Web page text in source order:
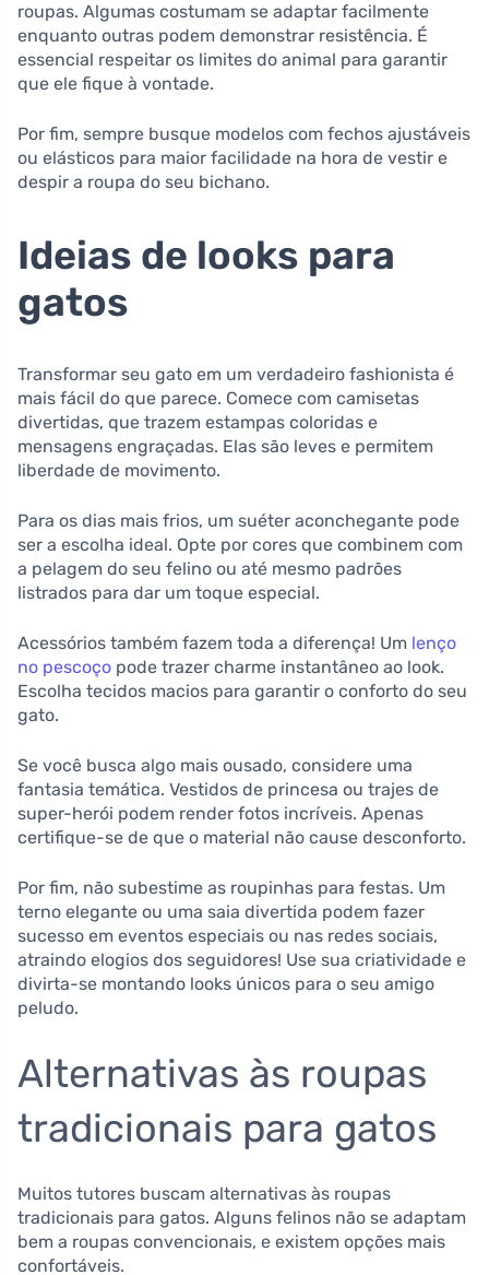
roupas. Algumas costumam se adaptar facilmente
enquanto outras podem demonstrar resistência. É
essencial respeitar os limites do animal para garantir
que ele fique à vontade.
Por fim, sempre busque modelos com fechos ajustáveis
ou elásticos para maior facilidade na hora de vestir e
despir a roupa do seu bichano.
Ideias de looks para
gatos
Transformar seu gato em um verdadeiro fashionista é
mais fácil do que parece. Comece com camisetas
divertidas, que trazem estampas coloridas e
mensagens engraçadas. Elas são leves e permitem
liberdade de movimento.
Para os dias mais frios, um suéter aconchegante pode
ser a escolha ideal. Opte por cores que combinem com
a pelagem do seu felino ou até mesmo padrões
listrados para dar um toque especial.
Acessórios também fazem toda a diferença! Um lenço
no pescoço pode trazer charme instantâneo ao look.
Escolha tecidos macios para garantir o conforto do seu
gato.
Se você busca algo mais ousado, considere uma
fantasia temática. Vestidos de princesa ou trajes de
super-herói podem render fotos incríveis. Apenas
certifique-se de que o material não cause desconforto.
Por fim, não subestime as roupinhas para festas. Um
terno elegante ou uma saia divertida podem fazer
sucesso em eventos especiais ou nas redes sociais,
atraindo elogios dos seguidores! Use sua criatividade e
divirta-se montando looks únicos para o seu amigo
peludo.
Alternativas às roupas
tradicionais para gatos
Muitos tutores buscam alternativas às roupas
tradicionais para gatos. Alguns felinos não se adaptam
bem a roupas convencionais, e existem opções mais
confortáveis.